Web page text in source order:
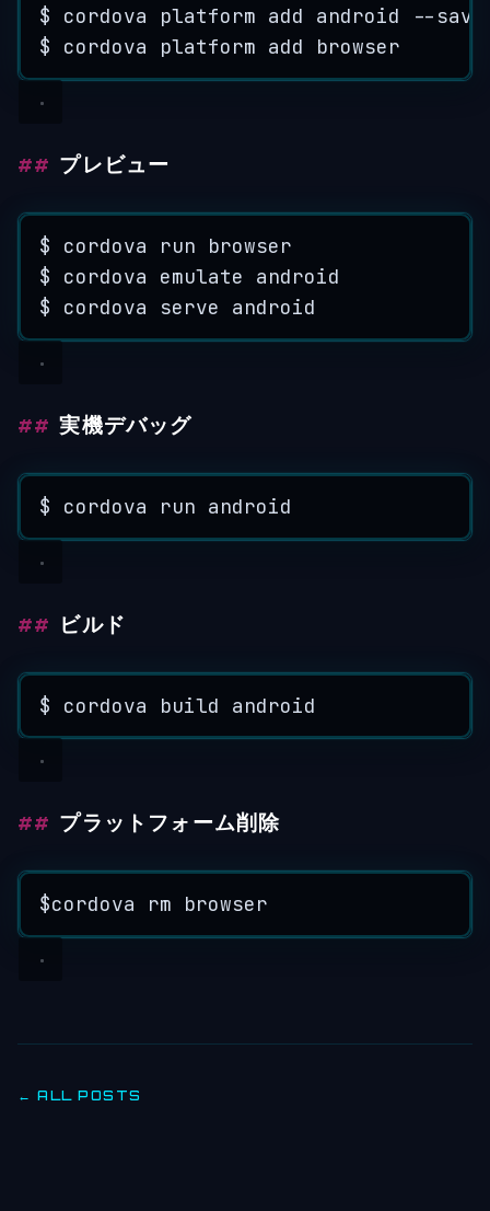
$
cordova platform add android -- save
$
cordova platform add browser
プレビュー
$ cordova run
browser
$
cordova emulate
android
$
cordova serve android
実機デバッグ
$ cordova run android
ビルド
$ cordova build android
プラットフォーム削除
$cordova rm browser
← ALL POSTS